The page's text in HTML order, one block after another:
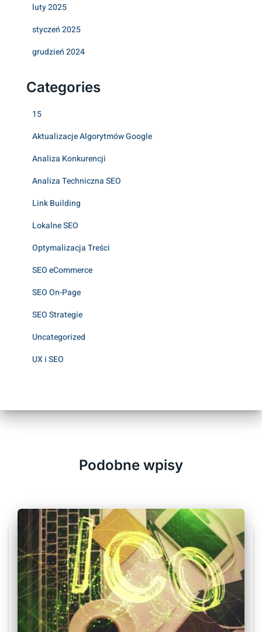
luty 2025
styczeń 2025
grudzień 2024
Categories
15
Aktualizacje Algorytmów Google
Analiza Konkurencji
Analiza Techniczna SEO
Link Building
Lokalne SEO
Optymalizacja Treści
SEO eCommerce
SEO On-Page
SEO Strategie
Uncategorized
UX i SEO
Podobne wpisy